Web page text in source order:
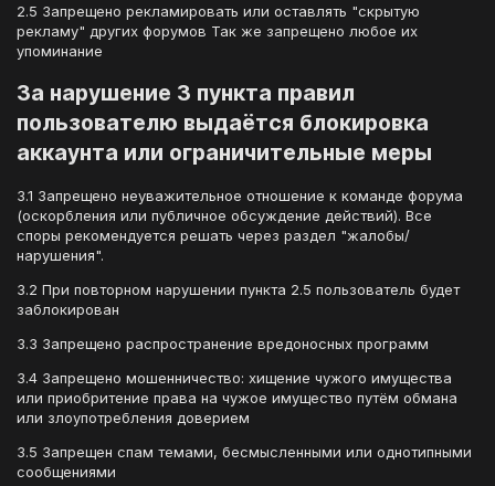
2.5 Запрещено рекламировать или оставлять "скрытую
рекламу" других форумов Так же запрещено любое их
упоминание
За нарушение 3 пункта правил
пользователю выдаётся блокировка
аккаунта или ограничительные меры
3.1 Запрещено неуважительное отношение к команде форума
(оскорбления или публичное обсуждение действий). Все
споры рекомендуется решать через раздел "жалобы/
нарушения".
3.2 При повторном нарушении пункта 2.5 пользователь будет
заблокирован
3.3 Запрещено распространение вредоносных программ
3.4 Запрещено мошенничество: хищение чужого имущества
или приобритение права на чужое имущество путём обмана
или злоупотребления доверием
3.5 Запрещен спам темами, бесмысленными или однотипными
сообщениями